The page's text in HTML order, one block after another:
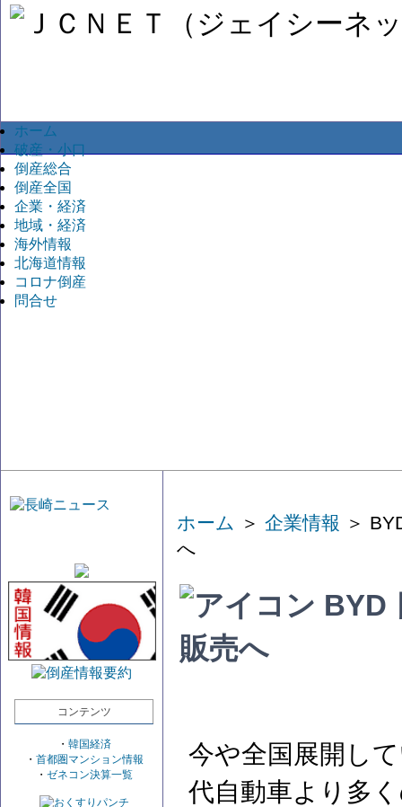
ホーム
破産・小口
倒産総合
倒産全国
企業・経済
地域・経済
海外情報
北海道情報
コロナ倒産
問合せ
コンテンツ
・ 韓国経済
・ 首都圏マンション情報
・ ゼネコン決算一覧
ホーム ＞ 企業情報 ＞
へ
BYD
販売へ
今や全国展開し
代自動車より多